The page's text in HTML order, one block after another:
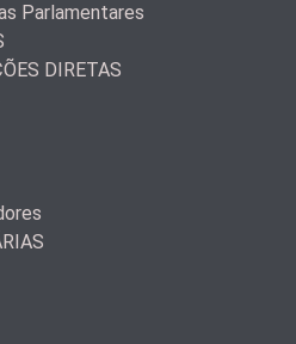
Parlamentares
DIRETAS